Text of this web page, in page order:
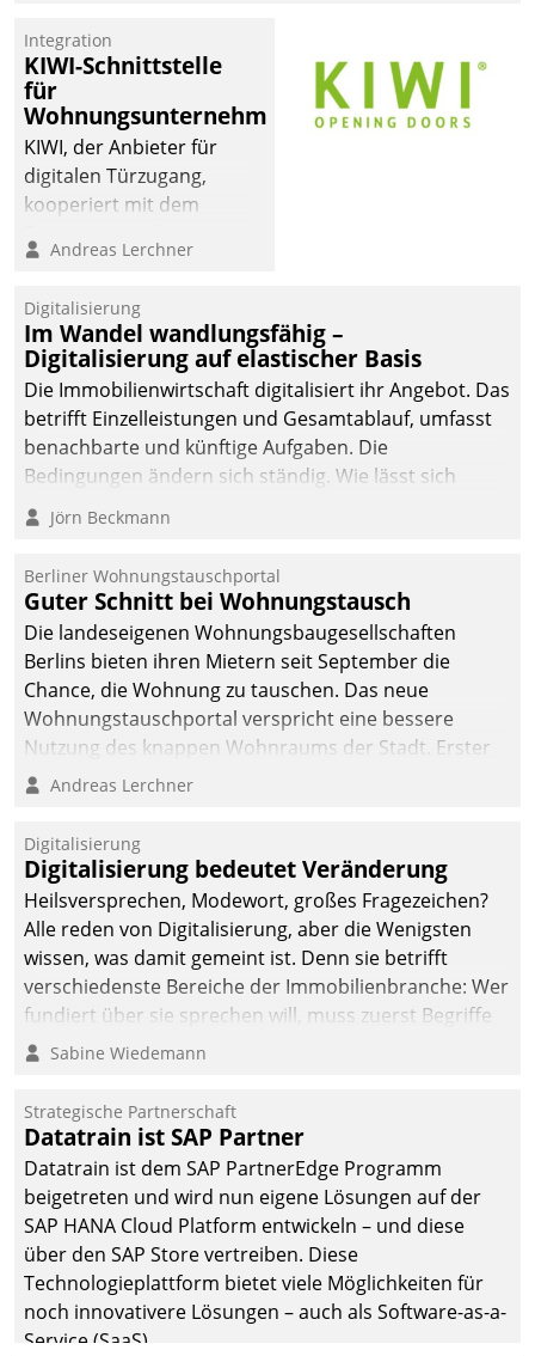
Integration
KIWI-Schnittstelle
für
Wohnungsunternehmen
KIWI, der Anbieter für
digitalen Türzugang,
kooperiert mit dem
Softwareentwicklungshaus
Andreas Lerchner
Digitalisierung
Im Wandel wandlungsfähig –
Digitalisierung auf elastischer Basis
Die Immobilienwirtschaft digitalisiert ihr Angebot. Das
betrifft Einzelleistungen und Gesamtablauf, umfasst
benachbarte und künftige Aufgaben. Die
Bedingungen ändern sich ständig. Wie lässt sich
technisch die Kontrolle wahren und zugleich Freiraum
fürs Wachsen öffnen?
Jörn Beckmann
Berliner Wohnungstauschportal
Guter Schnitt bei Wohnungstausch
Die landeseigenen Wohnungsbaugesellschaften
Berlins bieten ihren Mietern seit September die
Chance, die Wohnung zu tauschen. Das neue
Wohnungstauschportal verspricht eine bessere
Nutzung des knappen Wohnraums der Stadt. Erster
Anwendungsfall für Datatrains Lösung API-Hub mit
Unternehmen.
Andreas Lerchner
Digitalisierung
Digitalisierung bedeutet Veränderung
Heilsversprechen, Modewort, großes Fragezeichen?
Alle reden von Digitalisierung, aber die Wenigsten
wissen, was damit gemeint ist. Denn sie betrifft
verschiedenste Bereiche der Immobilienbranche: Wer
fundiert über sie sprechen will, muss zuerst Begriffe
klären. Ein Aspekt ist die betriebliche Optimierung:
Einsparungen durch optimierte und automatisierte
Prozesse. Doch man darf nicht zu viel erwarten: Allein
mit der Einführung einer neuen Software ist es nicht
getan. Die Digitalisierung erfordert von Unternehmen
die Bereitschaft, sich zu überprüfen, zu hinterfragen
und zu verändern.
Sabine Wiedemann
Strategische Partnerschaft
Datatrain ist SAP Partner
Datatrain ist dem SAP PartnerEdge Programm
beigetreten und wird nun eigene Lösungen auf der
SAP HANA Cloud Platform entwickeln – und diese
über den SAP Store vertreiben. Diese
Technologieplattform bietet viele Möglichkeiten für
noch innovativere Lösungen – auch als Software-as-a-
Service (SaaS).